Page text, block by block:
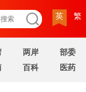
英 繁
两岸
部委
百科 医药